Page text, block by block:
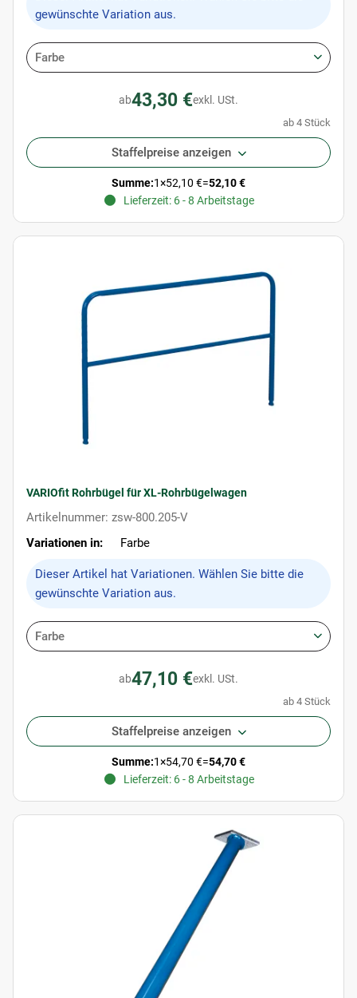
gewünschte Variation aus.
Farbe
ab43,30 €exkl. USt.
ab 4 Stück
Staffelpreise anzeigen
Summe:1×52,10 €=52,10 €
Lieferzeit: 6 - 8 Arbeitstage
VARIOfit Rohrbügel für XL-Rohrbügelwagen
Artikelnummer: zsw-800.205-V
Variationen in:
Farbe
xDieser Artikel hat Variationen. Wählen Sie bitte die
gewünschte Variation aus.
Farbe
ab47,10 €exkl. USt.
ab 4 Stück
Staffelpreise anzeigen
Summe:1×54,70 €=54,70 €
Lieferzeit: 6 - 8 Arbeitstage